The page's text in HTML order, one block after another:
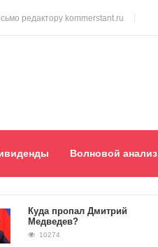
редактору kommerstant.ru
Волновой анализ
Куда пропал Дмитрий
Медведев?
10274